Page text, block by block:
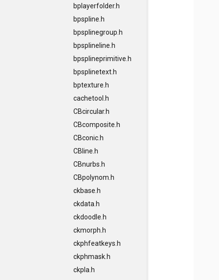
bplayerfolder.h
bpspline.h
bpsplinegroup.h
bpsplineline.h
bpsplineprimitive.h
bpsplinetext.h
bptexture.h
cachetool.h
CBcircular.h
CBcomposite.h
CBconic.h
CBline.h
CBnurbs.h
CBpolynom.h
ckbase.h
ckdata.h
ckdoodle.h
ckmorph.h
ckphfeatkeys.h
ckphmask.h
ckpla.h